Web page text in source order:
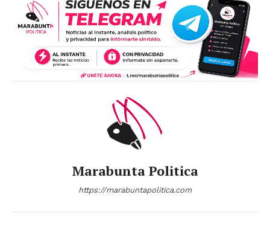
Marabunta Politica
https://marabuntapolitica.com